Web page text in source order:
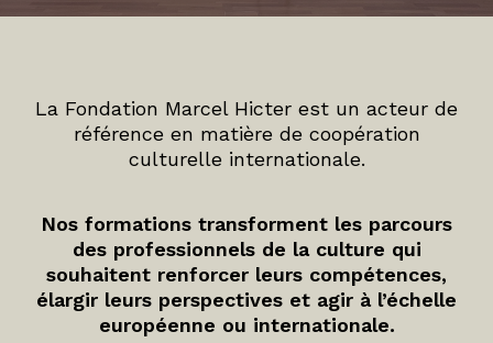
La Fondation Marcel Hicter est un acteur de
référence en matière de coopération
culturelle internationale.
Nos formations transforment les parcours
des professionnels de la culture qui
souhaitent renforcer leurs compétences,
élargir leurs perspectives et agir à l’échelle
européenne ou internationale.